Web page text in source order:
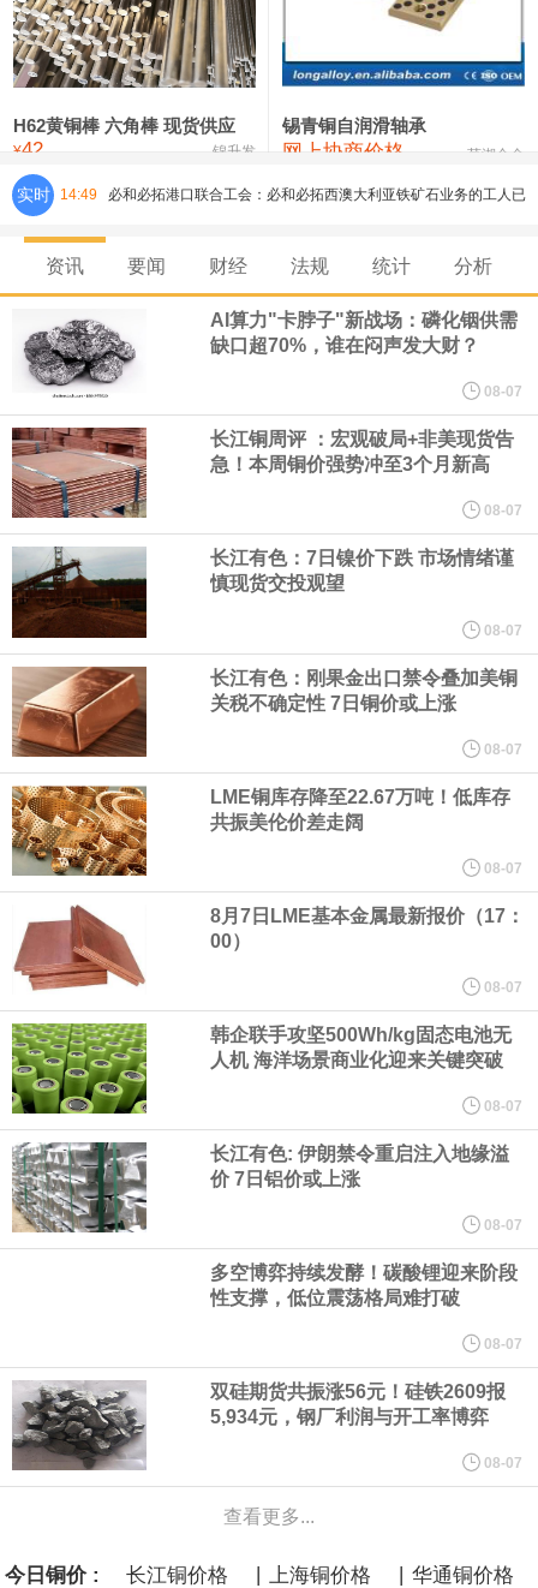
铸造铝合金锭(ZLD104) 24,300—24,500 24,400
压铸锌合金锭 26,500—26,700
氯化镍 38,300—40,300 39,300 0
H62黄铜棒 六角棒 现货供应
¥42 锦升发
锡青铜自润滑轴承
网上协商价格 芜湖合金
实时 14:49 必和必拓港口联合工会：必和必拓西澳大利亚铁矿石业务的工人已
通知，将于8月9日实施24小时停工。
8月7日，宇树科技董事长王兴兴网上路演时表示，报告期内，公司
研发费用金额分别为4,995.18万元、7,001.70万元、14,496.56万
元，最近3年复合增长率达70.36%，呈快速增长趋势，并形成多项
核心技术和知识产权。截至2026年1月31日，公司拥有262项专利权
（含境内发明专利20项）。
纽约期银日内涨4%，现报64.08美元/盎司。
宇树科技董事长、总经理兼首席技术官王兴兴在网上路演时表示，
经过多年研发创新和技术积累，公司逐步形成了包括一体化关节集
成技术、高紧凑度机器人身体集成技术、机器人激光雷达全自研核
心技术等多项已商业化应用的核心技术并已应用于公司的高性能通
用人形机器人、四足机器人等产品。
美国总统特朗普6日否认他对国防部长赫格塞思不满，称对赫格塞思
所做的工作“非常满意”。特朗普在社交媒体上发帖称，一些媒体有关
他与赫格塞思就弹药短缺问题发生冲突的报道是“完全没有根据的谣
言”，他对赫格塞思所做的工作“非常满意”。
纽约期银突破64美元/盎司，日内涨3.91%。
据报道，威刚近日在法说会上表示，在需求增加、价格走高及货源
稳定的三大有利因素带动下，预期第3季度营运将优于第2季度，并
进一步扩大全年营运成果。
美国国会预算办公室（CBO）于当地时间5日发布报告称，美国海军
计划建造的15艘核动力“特朗普级”（Trump-class）战列舰，从研发
到采购的总费用可能高达2750亿美元，为美国有史以来最昂贵的水
资讯 要闻 财经 法规 统计 分析
AI算力"卡脖子"新战场：磷化铟供需
缺口超70%，谁在闷声发大财？
08-07
长江铜周评 ：宏观破局+非美现货告
急！本周铜价强势冲至3个月新高
08-07
长江有色：7日镍价下跌 市场情绪谨
慎现货交投观望
08-07
长江有色：刚果金出口禁令叠加美铜
关税不确定性 7日铜价或上涨
08-07
LME铜库存降至22.67万吨！低库存
共振美伦价差走阔
08-07
8月7日LME基本金属最新报价（17：
00）
08-07
韩企联手攻坚500Wh/kg固态电池无
人机 海洋场景商业化迎来关键突破
08-07
长江有色: 伊朗禁令重启注入地缘溢
价 7日铝价或上涨
08-07
多空博弈持续发酵！碳酸锂迎来阶段
性支撑，低位震荡格局难打破
08-07
双硅期货共振涨56元！硅铁2609报
5,934元，钢厂利润与开工率博弈
08-07
查看更多...
今日铜价 : 长江铜价格 | 上海铜价格 | 华通铜价格